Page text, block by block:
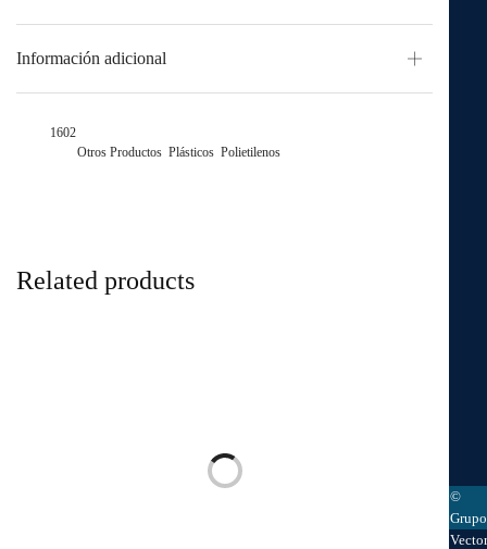
Información adicional
1602
Otros Productos Plásticos Polietilenos
Related products
ver precios y comprar
©
Grupo
Vector